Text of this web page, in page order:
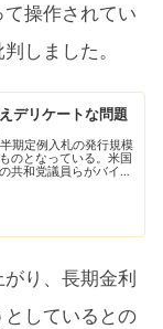
操作されてい
しました。
デリケートな問題
期定例入札の発行規模
のとなっている。米国
共和党議員らがバイデ
り、長期金利
しているとの